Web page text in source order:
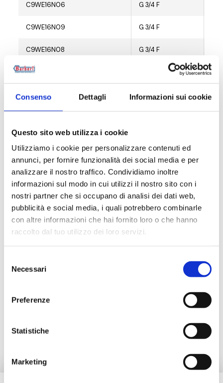
Consenso Dettagli Informazioni sui cookie
Questo sito web utilizza i cookie
Utilizziamo i cookie per personalizzare contenuti ed
annunci, per fornire funzionalità dei social media e per
analizzare il nostro traffico. Condividiamo inoltre
informazioni sul modo in cui utilizzi il nostro sito con i
nostri partner che si occupano di analisi dei dati web,
pubblicità e social media, i quali potrebbero combinarle
con altre informazioni che hai fornito loro o che hanno
raccolto dal tuo utilizzo dei loro servizi.
delNecessari
Preferenze
Statistiche
Marketing
C9WE16N06 G 3/4 F
C9WE16N09 G 3/4 F
C9WE16N08 G 3/4 F
C9WE17N09
C9WE18N09 G 3/4 F
C9WE20N07 G 3/4 F
Description
Alternative products